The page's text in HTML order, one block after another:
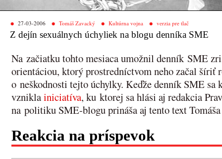
27-03-2006 Tomáš Zavacký Kultúrna vojna verzia pre tlač
Z dejín sexuálnych úchyliek na blogu denníka SME
Na začiatku tohto mesiaca umožnil denník SME
orientáciou, ktorý prostredníctvom neho začal šíriť
o neškodnosti tejto úchylky. Keďže denník SME
vzniklainiciatíva, ku ktorej sa hlási aj redakcia
na politiku SME-blogu prináša aj tento text
Reakcia na príspevok